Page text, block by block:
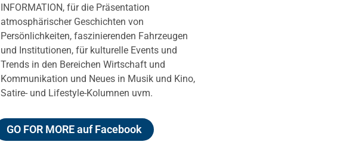
INFORMATION, für die Präsentation
atmosphärischer Geschichten von
Persönlichkeiten, faszinierenden Fahrzeugen
und Institutionen, für kulturelle Events und
Trends in den Bereichen Wirtschaft und
Kommunikation und Neues in Musik und Kino,
Satire- und Lifestyle-Kolumnen uvm.
GO FOR MORE auf Facebook